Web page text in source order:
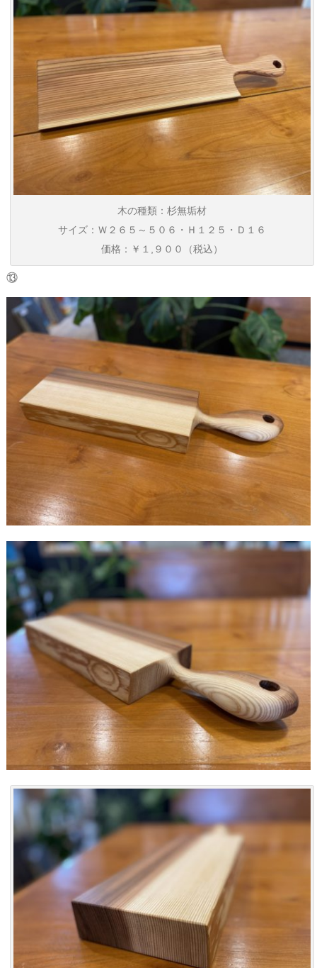
木の種類：杉無垢材
サイズ：Ｗ２６５～５０６・Ｈ１２５・Ｄ１６
価格：￥１,９００（税込）
⑬